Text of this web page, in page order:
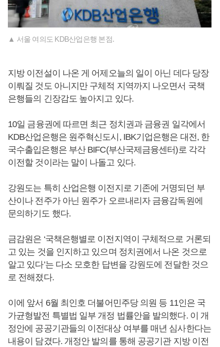
▲ 서울 여의도 KDB산업은행 본점.
지방 이전설이 나온 게 어제오늘의 일이 아닌 데다 당장
이뤄질 것도 아니지만 구체적 지역까지 나오면서 국책
은행들의 긴장감도 높아지고 있다.
10일 금융권에 따르면 최근 정치권과 금융권 일각에서
KDB산업은행은 원주혁신도시, IBK기업은행은 대전, 한
국수출입은행은 부산 BIFC(부산국제금융센터)로 각각
이전할 것이라는 말이 나돌고 있다.
강원도는 특히 산업은행 이전지로 기존에 거명되던 부
산이나 전주가 아닌 원주가 오르내리자 금융감독원에
문의하기도 했다.
금감원은 ‘국책은행별로 이전지역이 구체적으로 거론되
고 있는 것을 인지하고 있으며 정치권에서 나온 것으로
알고 있다’는 다소 모호한 답변을 강원도에 전달한 것으
로 전해졌다.
이에 앞서 6월 최인호 더불어민주당 의원 등 11인은 국
가균형발전 특별법 일부 개정 법률안을 발의했다. 이 개
정안에 공공기관들의 이전대상 여부를 매년 심사한다는
내용이 담겼다. 개정안 발의를 통해 공공기관 지방 이전